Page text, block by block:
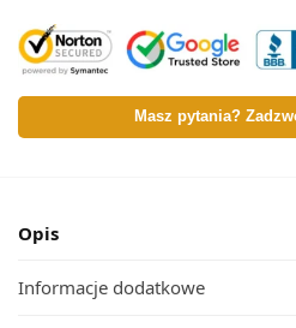
Masz pytania?
Opis
Informacje dodatkowe